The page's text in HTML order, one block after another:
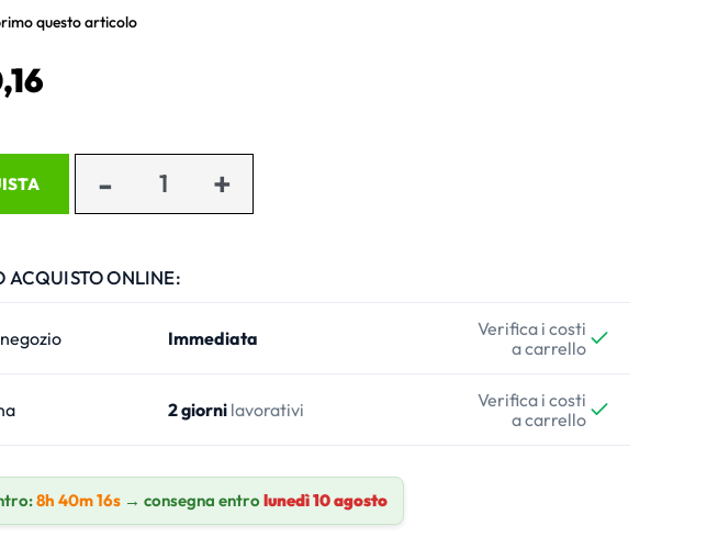
questo articolo
ACQUISTO ONLINE:
Immediata
Verifica i costi
a carrello
2 giornilavorativi
Verifica i costi
a carrello
8h 40m 15s→ consegna entrolunedì 10 agosto